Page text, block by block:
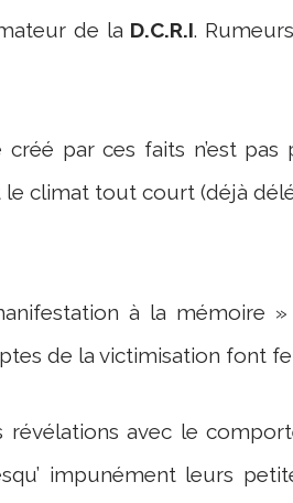
de la D.C.R.I.
créé par ces faits n’est
climat tout court (déjà
à la mémoire
de la victimisation font
révélations avec le
impunément leurs